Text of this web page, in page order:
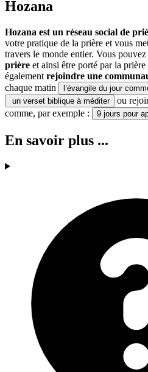
Hozana
Hozana est un réseau social de
votre pratique de la prière et vous
travers le monde entier. Vous pouvez
prière et ainsi être porté par la
également rejoindre une
chaque matin
l’évangile du jour
un verset biblique à méditer
ou
comme, par exemple :
9 jours pour
En savoir plus ...